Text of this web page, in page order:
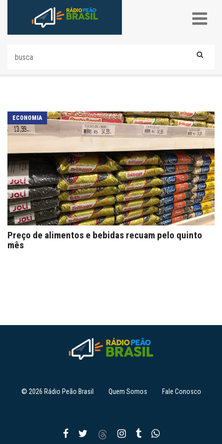
ECONOMIA
Preço de alimentos e bebidas recuam pelo quinto
mês
© 2026 Rádio Peão Brasil Quem Somos Fale Conosco